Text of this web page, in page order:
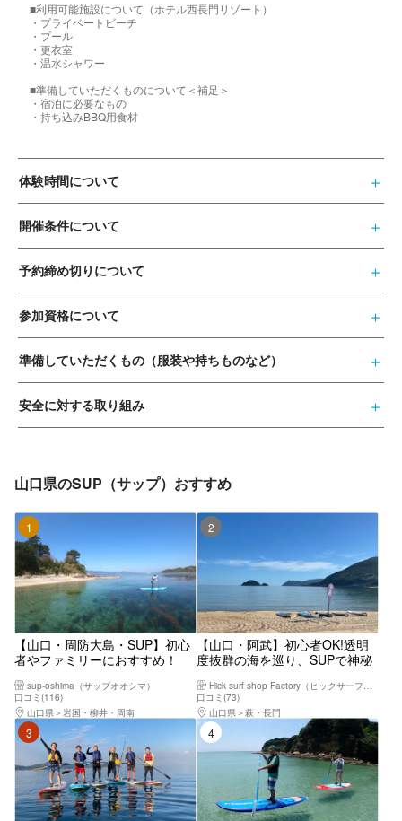
■​利用可能施設について（ホテル西長門リゾート）
・プライベートビーチ
・プール
・更衣室
・温水シャワー
■準備していただくものについて＜補足＞
・宿泊に必要なもの
・持ち込みBBQ用食材
体験時間について
開催条件について
予約締め切りについて
参加資格について
準備していただくもの（服装や持ちものなど）
安全に対する取り組み
山口県のSUP（サップ）おすすめ
【山口・周防大島・SUP】初心
者やファミリーにおすすめ！
sup-oshima（サップオオシマ）
口コミ(116)
山口県
岩国・柳井・周南
【山口・阿武】初心者OK!透明
度抜群の海を巡り、SUPで神秘
ス）満喫の150分
Hick surf shop Factory（ヒックサーフショプファクトリー）
口コミ(73)
山口県
萩・長門
3位